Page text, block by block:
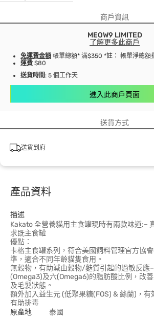
商戶資訊
MEOW9 LIMITED
了解更多此商戶
免運費金額 帳單總額* 滿$350 *註： 帳單淨總額
運費 $80
送貨時間: 5 個工作天
進入此商戶頁面
送貨方式
送貨到府
產品資料
描述
Kakato 全營養貓用主食罐現時有兩款味道:–
求既主食罐
優點：
卡格主食罐系列，符合美國飼料管理官方協
準，適合不同年齡貓隻食用。
無穀物，有助減由穀物/麩質引起的過敏反應
(Omega3)及六(Omega6)的脂肪酸比例，改
及毛髮狀態。
額外加入益生元 (低聚果糖(FOS) & 絲蘭)，有
有助排毒
原產地
泰國